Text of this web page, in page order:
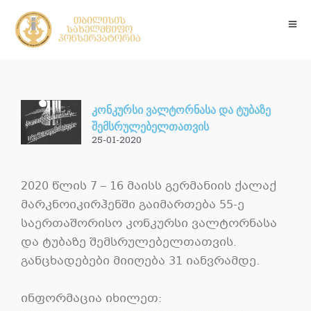
კონკურსი ვალტორნასა და ტუბაზე
შემსრულებელთათვის
25-01-2020
2020 წლის 7 – 16 მაისს გერმანიის ქალაქ
მარკნოიკირჰენში გაიმართება 55-ე
საერთაშორისო კონკურსი ვალტორნასა
და ტუბაზე შემსრულებელთათვის.
განცხადებები მიიღება 31 იანვრამდე.
ინფორმაცია იხილეთ: